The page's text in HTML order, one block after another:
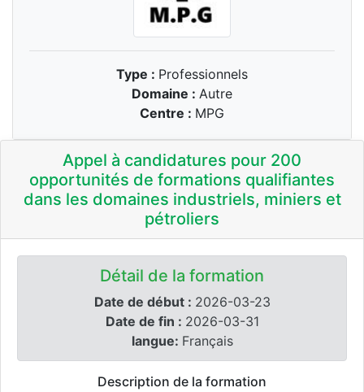
Type : Professionnels
Domaine : Autre
Centre : MPG
Appel à candidatures pour 200
opportunités de formations qualifiantes
dans les domaines industriels, miniers et
pétroliers
Détail de la formation
Date de début : 2026-03-23
Date de fin : 2026-03-31
langue: Français
Description de la formation